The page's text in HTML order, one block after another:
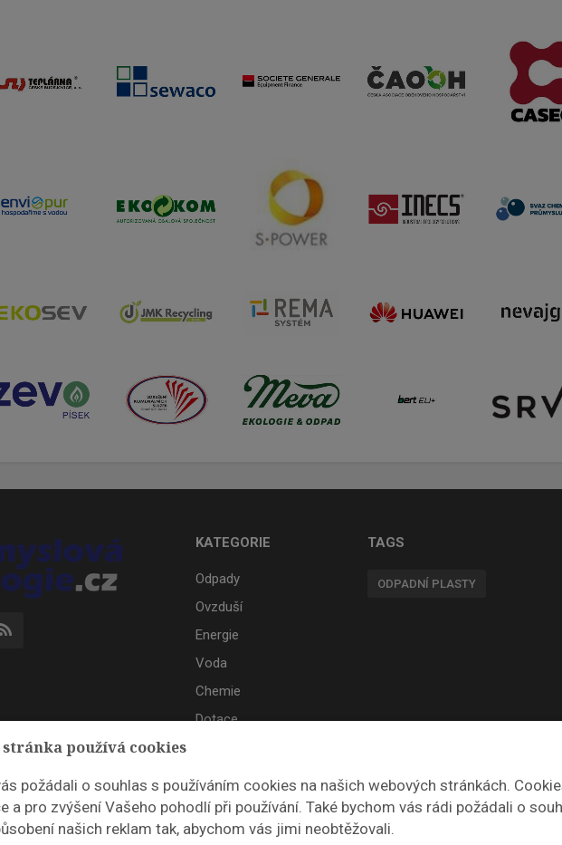
používá cookies
požádali o souhlas s používáním cookies na našich webových stránkách.
a pro zvýšení Vašeho pohodlí při používání. Také bychom vás rádi požádali o
našich reklam tak, abychom vás jimi neobtěžovali.
KATEGORIE
Odpady
Ovzduší
Energie
Voda
Chemie
Dotace
TAGS
ODPADNÍ PLASTY
|Nastavení cookies